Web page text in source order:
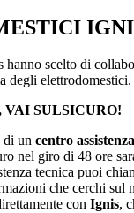
scelto di
degli elettrodomestici.
VAI SULSICURO!
di un centro
nel giro di 48 ore
tecnica puoi
che cerchi
con Ignis,